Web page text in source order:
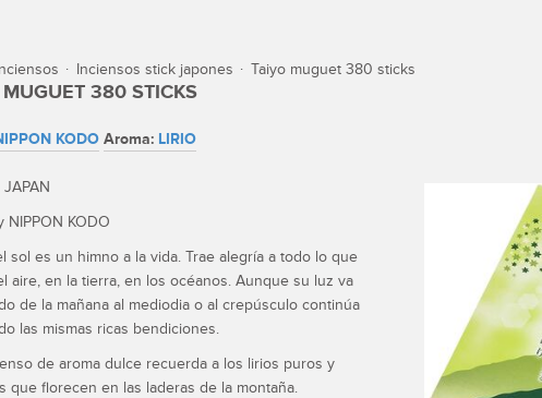
inciensos stick japones taiyo muguet 380 sticks
380 STICKS
KODO Aroma: LIRIO
NIPPON KODO
sol es un himno a la vida. Trae alegría a todo lo que
aire, en la tierra, en los océanos. Aunque su luz va
de la mañana al mediodia o al crepúsculo continúa
las mismas ricas bendiciones.
de aroma dulce recuerda a los lirios puros y
que florecen en las laderas de la montaña.